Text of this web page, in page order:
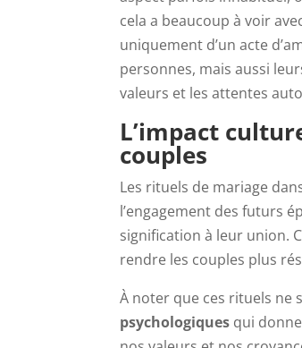
cela a beaucoup à voir
uniquement d’un acte
personnes, mais aussi
valeurs et les attentes
L’impact
couples
Les rituels de mariage
l’engagement des futurs
signification à leur union.
rendre les couples plus
À noter que ces rituels ne
psychologiques qui